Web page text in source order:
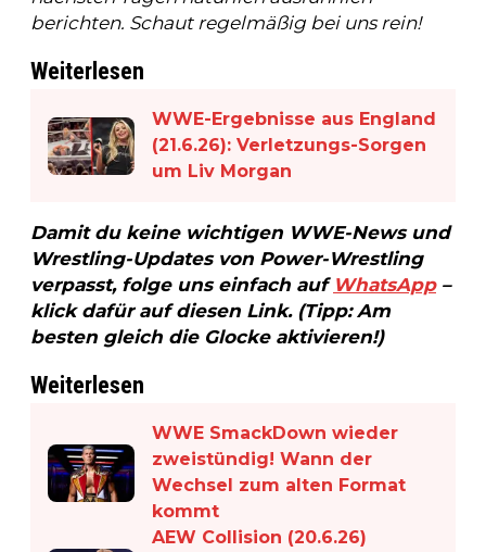
berichten. Schaut regelmäßig bei uns rein!
Weiterlesen
WWE-Ergebnisse aus England
(21.6.26): Verletzungs-Sorgen
um Liv Morgan
Damit du keine wichtigen WWE-News und
Wrestling-Updates von Power-Wrestling
verpasst, folge uns einfach auf WhatsApp–
klick dafür auf diesen Link. (Tipp: Am
besten gleich die Glocke aktivieren!)
Weiterlesen
WWE SmackDown wieder
zweistündig! Wann der
Wechsel zum alten Format
kommt
AEW Collision (20.6.26)